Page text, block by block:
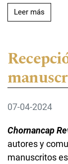
Leer más
07-04-2024
Chornancap
autores y
manuscritos